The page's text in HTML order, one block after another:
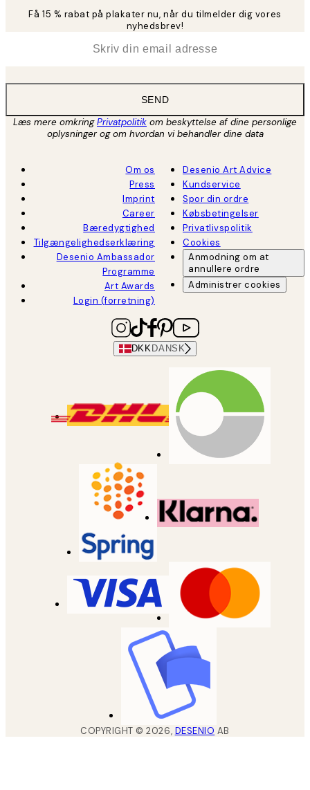
Få 15 % rabat på plakater nu, når du tilmelder dig vores
nyhedsbrev!
SEND
Læs mere omkringPrivatpolitik om beskyttelse af dine personlige
oplysninger og om hvordan vi behandler dine data
Om os
Press
Imprint
Career
Bæredygtighed
Tilgængelighedserklæring
Desenio Ambassador
Programme
Art Awards
Login (forretning)
Desenio Art Advice
Kundservice
Spor din ordre
Købsbetingelser
Privatlivspolitik
Cookies
Anmodning om at
annullere ordre
Administrer cookies
DKK DANSK
COPYRIGHT ©2026, DESENIO AB